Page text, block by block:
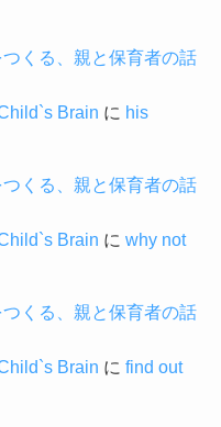
くる、親と保育者の話
Brain に his
くる、親と保育者の話
Brain に why not
くる、親と保育者の話
Brain に find out